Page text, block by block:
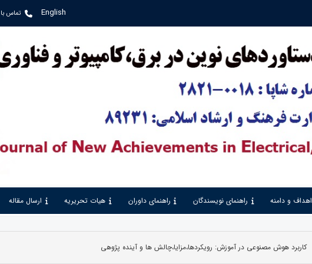
English تماس با
اهداف و دامنه راهنمای نویسندگان راهنمای داوران هیات تحریریه ارسال مقاله
کاربرد هوش مصنوعی در آموزش: رویکردها،مزایا،چالش ها و آینده پژوهی